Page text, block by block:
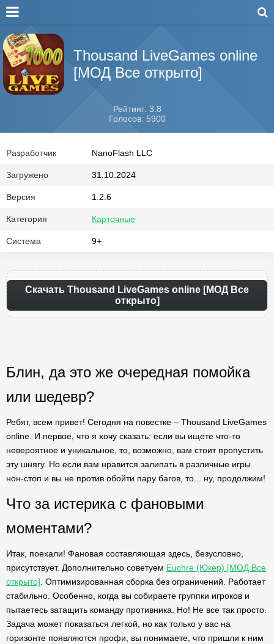
Thousand LiveGames online
[МОД Все открыто]
Рейтинг: 3.8
Голосов: 5900
Разработчик NanoFlash LLC
Загружено 31.10.2024
Версия 1.2.6
Категория Карточные
Система 9+
Скачать Thousand LiveGames online [МОД Все
открыто]
Блин, да это же очередная помойка
или шедевр?
Ребят, всем привет! Сегодня на повестке – Thousand LiveGames
online. И первое, что я хочу сказать: если вы ищете что-то
невероятное и уникальное, то, возможно, вам стоит пропустить
эту шнягу. Но если вам нравится залипать в различные игры
нон-стоп и вы не против обойти пару багов, то... ну, продолжим!
Что за истерика с фановыми
моментами?
Итак, поехали! Фановая составляющая здесь, безусловно,
присутствует. Дополнительно советуем Euchre (Юкер) [МОД Все
открыто] . Оптимизированная сборка без ограничений. Работает
стабильно. Особенно, когда вы собираете группки игроков и
пытаетесь затащить команду противника. Но! Не все так просто.
Задача может показаться легкой, но как только у вас на
горизонте появляются профи, вы понимаете, что пришли к ним